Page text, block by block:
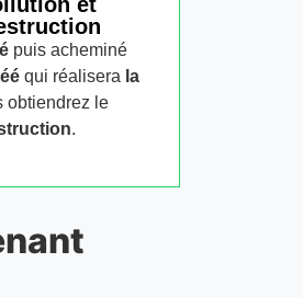
et
puis acheminé
qui réaliserala
obtiendrez le
.